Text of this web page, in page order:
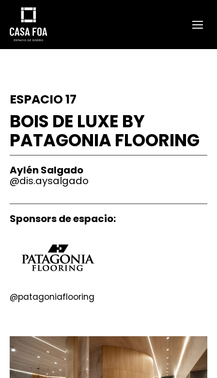
ESPACIO 17
BOIS DE LUXE BY
PATAGONIA FLOORING
Aylén Salgado
@dis.aysalgado
Sponsors de espacio:
@patagoniaflooring